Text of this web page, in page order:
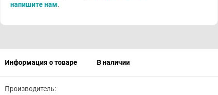
напишите нам.
Информация о товаре В наличии
Производитель: